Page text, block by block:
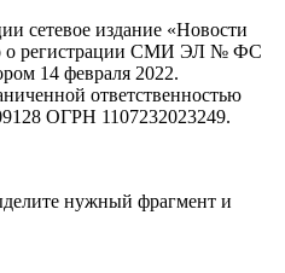
сетевое издание «Новости
о регистрации СМИ ЭЛ № ФС
14 февраля 2022.
ответственностью
ОГРН 1107232023249.
нужный фрагмент и